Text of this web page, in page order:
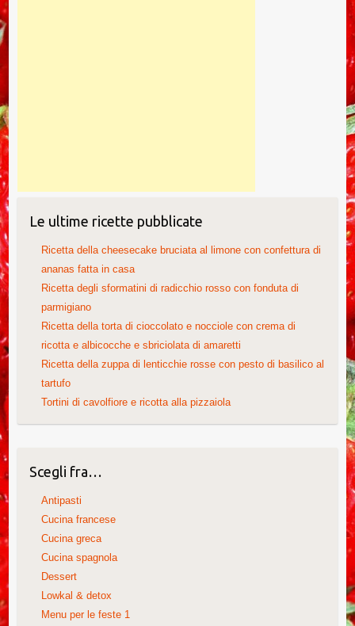
Le ultime ricette pubblicate
Ricetta della cheesecake bruciata al limone con confettura di
ananas fatta in casa
Ricetta degli sformatini di radicchio rosso con fonduta di
parmigiano
Ricetta della torta di cioccolato e nocciole con crema di
ricotta e albicocche e sbriciolata di amaretti
Ricetta della zuppa di lenticchie rosse con pesto di basilico al
tartufo
Tortini di cavolfiore e ricotta alla pizzaiola
Scegli fra…
Antipasti
Cucina francese
Cucina greca
Cucina spagnola
Dessert
Lowkal & detox
Menu per le feste 1